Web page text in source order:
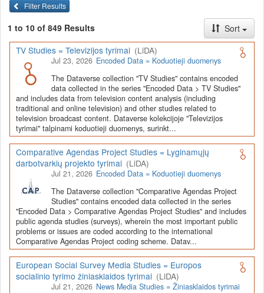
infrastruktūra, suteikianti prieigą prie daugiau nei 600 duomenų ir
tyrimų išteklių. Visi duomenų ir tyrimų ištekliai yra dokumentuoti
lietuvių ir anglų kalbomis pagal tarptautinius standartus. LiDA
įsikūręsKauno technologijos universiteto Duomenų analizės
ir archyvavimo (DAtA) centre( data.ktu.edu
Prieigai prie išteklių naudojama ši
visi ištekliai prieinami, nes 2020-2029 m. vykdomas perkėlimo iš
senosios infrastruktūros projektas). LiDA kuruoja įvairių tipų
išteklius ir jie publikuojami atskiruose kataloguose pagal tipą:
Apklausų duomenys ,Interviu duomenys,Agreguotieji duomenys
(įskaitant Istorinę statistiką),Tekstiniai duomenys
duomenys(įskaitant Žiniasklaidos tyrimus). Taip pat LiDA
talpinami didelių nacionalinių projektų duomenys (Didelių projektų
duomenys) ir Lietuvos aukštojo mokslo ir studijų bei Lietuvos
valstybės institucijų deponuoti socialinių ir humanitarinių mokslų
duomenų rinkiniai (Kitų institucijų duomenys). Norintiemsišmokti
šia talpykla, surasti ir parsisiųsti duomenis, siūlome
susipažinti suLiDA Dataverse talpyklos naudotojo vadovu.
Depozitoriai, kurie norėtų deponuoti savo duomenis į LiDA
Dataverse talpyklą, turėtų susipažinti su informacija
puslapyje.
Filter Results
1 to 10 of 849 Results
Sort
TV Studies = Televizijos tyrimai (LiDA)
Jul 23, 2026 Encoded Data = Koduotieji duomenys
The Dataverse collection "TV Studies" contains encoded
data collected in the series "Encoded Data > TV Studies"
and includes data from television content analysis (including
traditional and online television) and other studies related to
television broadcast content. Dataverse kolekcijoje "Televizijos
tyrimai" talpinami koduotieji duomenys, surinkt...
Comparative Agendas Project Studies = Lyginamųjų
darbotvarkių projekto tyrimai (LiDA)
Jul 21, 2026 Encoded Data = Koduotieji duomenys
The Dataverse collection "Comparative Agendas Project
Studies" contains encoded data collected in the series
"Encoded Data > Comparative Agendas Project Studies" and includes
public agenda studies (surveys), wherein the most important public
problems or issues are coded according to the international
Comparative Agendas Project coding scheme. Datav...
European Social Survey Media Studies = Europos
socialinio tyrimo žiniasklaidos tyrimai (LiDA)
Jul 21, 2026 News Media Studies = Žiniasklaidos tyrimai